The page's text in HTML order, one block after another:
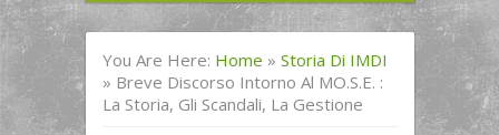
You Are Here: Home » Storia Di IMDI
» Breve Discorso Intorno Al MO.S.E. :
La Storia, Gli Scandali, La Gestione